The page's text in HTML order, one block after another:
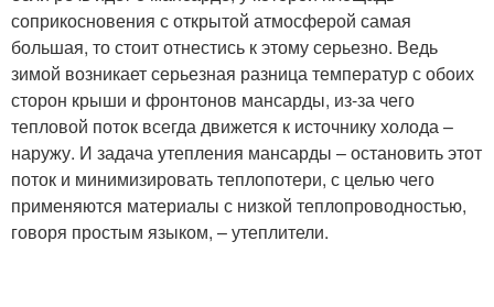
соприкосновения с открытой атмосферой самая
большая, то стоит отнестись к этому серьезно. Ведь
зимой возникает серьезная разница температур с обоих
сторон крыши и фронтонов мансарды, из-за чего
тепловой поток всегда движется к источнику холода –
наружу. И задача утепления мансарды – остановить этот
поток и минимизировать теплопотери, с целью чего
применяются материалы с низкой теплопроводностью,
говоря простым языком, – утеплители.